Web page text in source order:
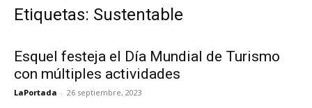
Portada
Etiquetas: Sustentable
Esquel festeja el Día Mundial de Turismo
con múltiples actividades
LaPortada - 26 septiembre, 2023